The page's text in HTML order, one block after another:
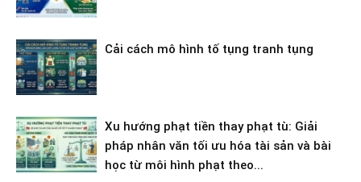
Cải cách mô hình tố tụng tranh tụng
Xu hướng phạt tiền thay phạt tù: Giải
pháp nhân văn tối ưu hóa tài sản và bài
học từ môi hình phạt theo...